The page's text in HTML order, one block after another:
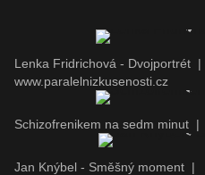
Lenka Fridrichová - Dvojportrét |
www.paralelnizkusenosti.cz
Schizofrenikem na sedm minut |
Jan Knýbel - Směšný moment |